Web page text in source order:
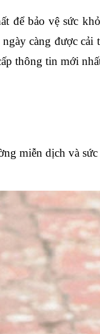
để bảo vệ sức
càng được
thông tin mới
miễn dịch và